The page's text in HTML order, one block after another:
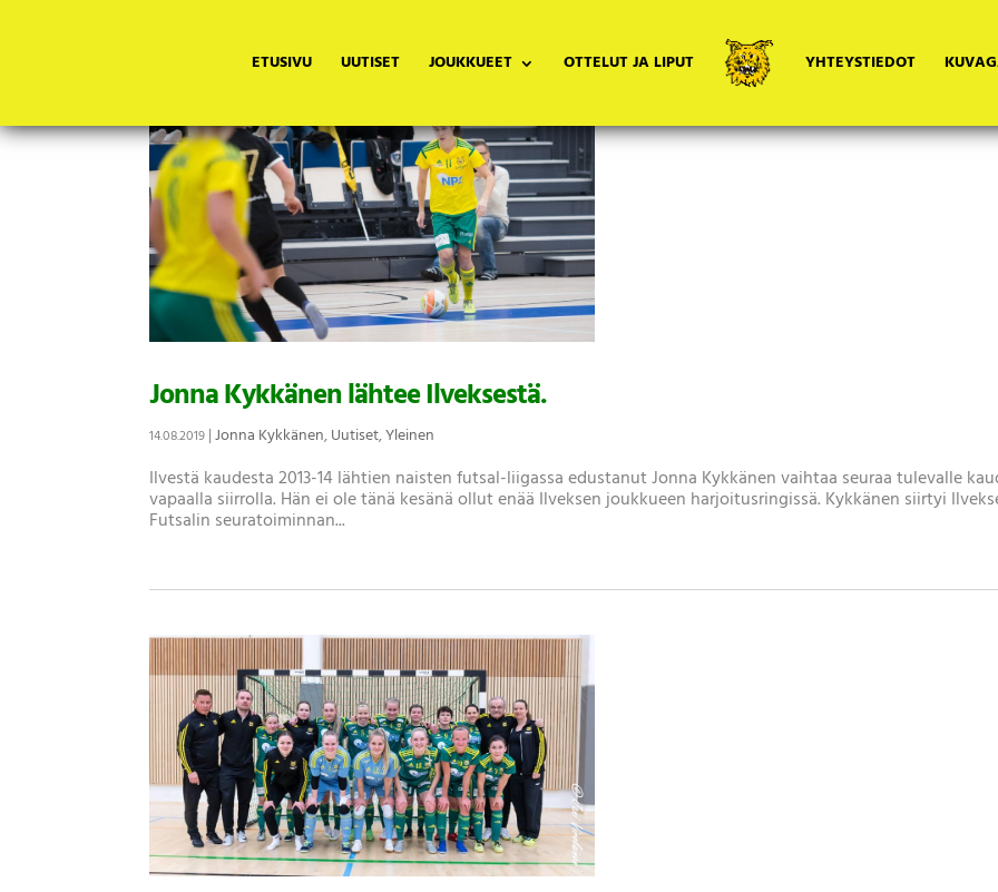
ETUSIVU UUTISET JOUKKUEET OTTELUT JA LIPUT YHTEYSTIEDOT
Jonna Kykkänen lähtee Ilveksestä.
14.08.2019 |Jonna Kykkänen,Uutiset,Yleinen
Ilvestä kaudesta 2013-14 lähtien naisten futsal-liigassa edustanut Jonna Kykkänen vaihtaa seuraa tulevalle
vapaalla siirrolla. Hän ei ole tänä kesänä ollut enää Ilveksen joukkueen harjoitusringissä. Kykkänen siirtyi
Futsalin seuratoiminnan...